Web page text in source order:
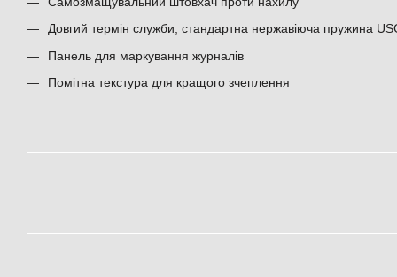
Довгий термін служби, стандартна нержавіюча пружина
Панель для маркування журналів
Помітна текстура для кращого зчеплення